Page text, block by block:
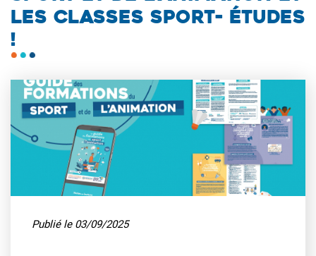
LES CLASSES SPORT- ÉTUDES
!
Publié le 03/09/2025